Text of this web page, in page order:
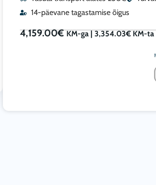
14-päevane tagastamise õigus
4,159.00€ KM-ga |3,354.03€ KM-ta